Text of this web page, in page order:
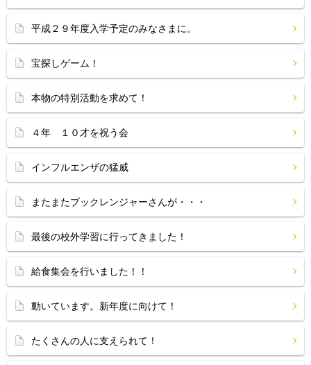
平成２９年度入学予定のみなさまに。
宝探しゲーム！
本物の特別活動を求めて！
４年 １０才を祝う会
インフルエンザの猛威
またまたブックレンジャーさんが・・・
最後の校外学習に行ってきました！
給食集会を行いました！！
動いています。新年度に向けて！
たくさんの人に支えられて！